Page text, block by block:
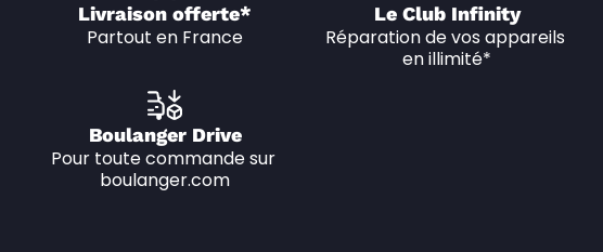
Livraison offerte*
Partout en France
Le Club Infinity
Réparation de vos appareils
en illimité*
Boulanger Drive
Pour toute commande sur
boulanger.com